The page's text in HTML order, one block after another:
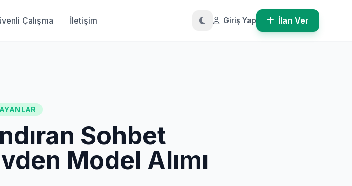
Çalışma İletişim Giriş Yap İlan Ver
Sohbet
Model Alımı